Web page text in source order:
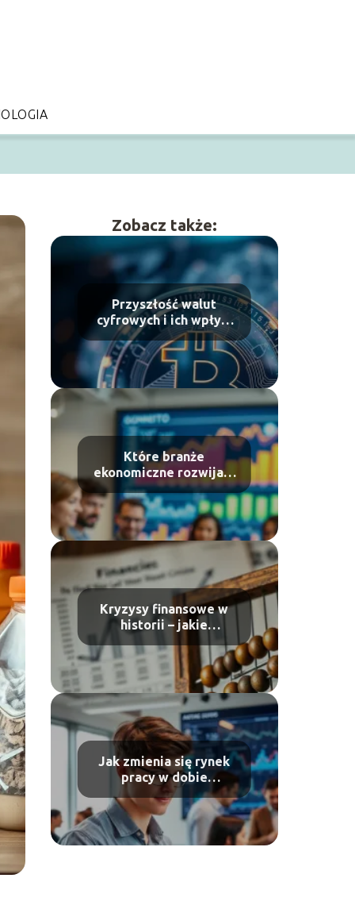
Zobacz także:
Przyszłość walut
cyfrowych i ich wpływ
na finanse świata
Które branże
ekonomiczne rozwijają
się najszybciej?
Kryzysy finansowe w
historii – jakie
wyciągnęliśmy wnioski?
Jak zmienia się rynek
pracy w dobie
automatyzacji?